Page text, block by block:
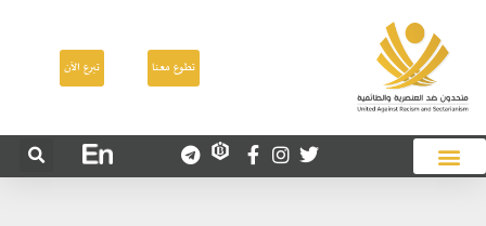
تطوع معنا تبرع الآن